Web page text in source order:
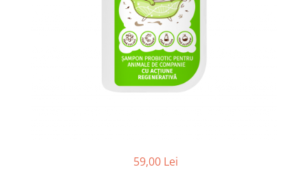
Parfum de rufe si esente
concentrate parfumare rufe
Neutralizare miros si odorizare
textile,masini de spalat ,uscatoare
Articole Menaj & Accesorii pentru
59,00 Lei